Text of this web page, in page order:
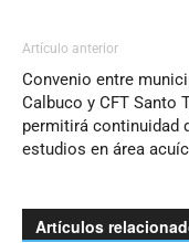
Artículo anterior
Convenio entre
Calbuco y CFT Santo
permitirá continuidad
estudios en área
Artículos